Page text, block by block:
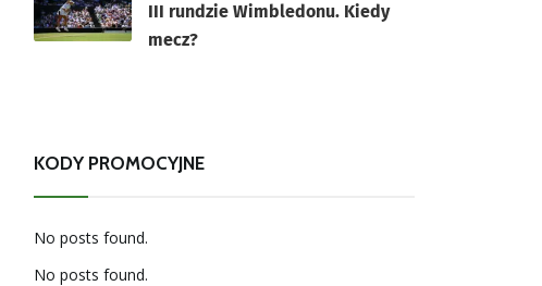
III rundzie Wimbledonu. Kiedy
mecz?
KODY PROMOCYJNE
No posts found.
No posts found.